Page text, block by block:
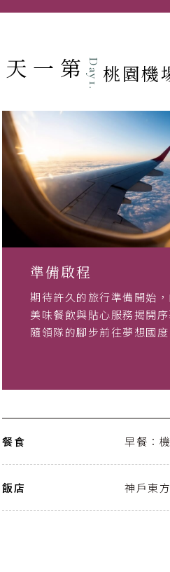
Day1.
第一天 桃園機
準備啟程
期待許久的旅行準備開始
美味餐飲與貼心服務揭開
隨領隊的腳步前往夢想國度
餐食 早餐：
飯店 神戶東